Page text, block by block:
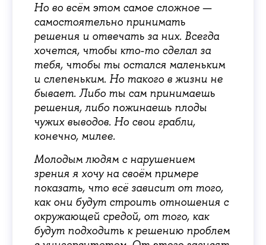
Но во всём этом самое сложное —
самостоятельно принимать
решения и отвечать за них. Всегда
хочется, чтобы кто-то сделал за
тебя, чтобы ты остался маленьким
и слепеньким. Но такого в жизни не
бывает. Либо ты сам принимаешь
решения, либо пожинаешь плоды
чужих выводов. Но свои грабли,
конечно, милее.
Молодым людям с нарушением
зрения я хочу на своём примере
показать, что всё зависит от того,
как они будут строить отношения с
окружающей средой, от того, как
будут подходить к решению проблем